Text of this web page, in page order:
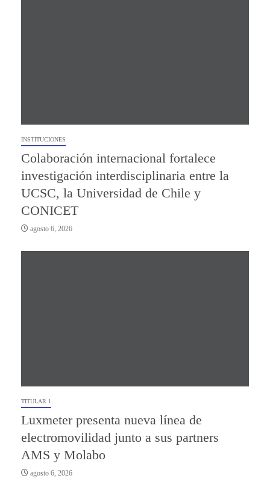
INSTITUCIONES
Colaboración internacional fortalece
investigación interdisciplinaria entre la
UCSC, la Universidad de Chile y
CONICET
agosto 6, 2026
TITULAR 1
Luxmeter presenta nueva línea de
electromovilidad junto a sus partners
AMS y Molabo
agosto 6, 2026